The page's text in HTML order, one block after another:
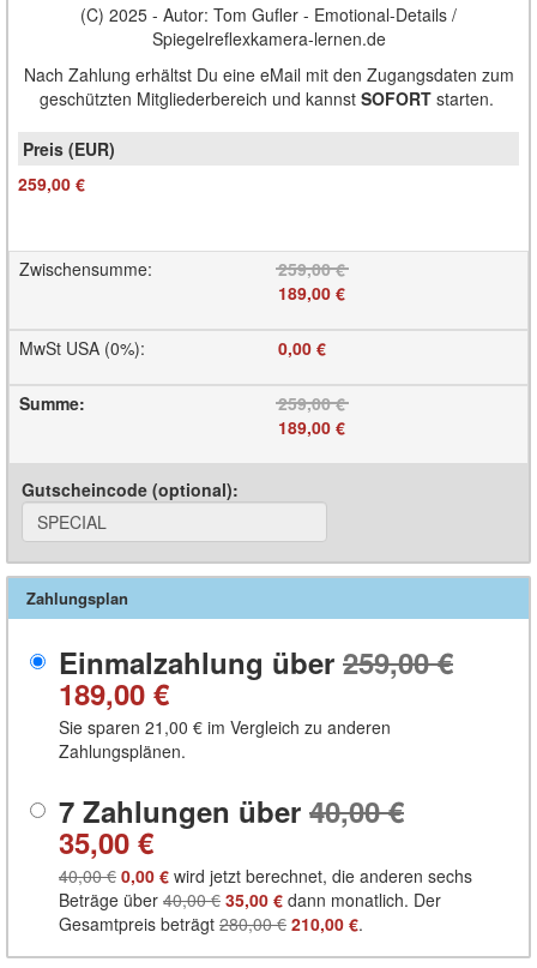
(C) 2025 - Autor: Tom Gufler - Emotional-Details /
Spiegelreflexkamera-lernen.de
Nach Zahlung erhältst Du eine eMail mit den Zugangsdaten zum
geschützten Mitgliederbereich und kannst SOFORTstarten.
259,00 €
Zwischensumme:
259,00 €
189,00 €
MwSt USA (0%): 0,00 €
Summe:
259,00 €
189,00 €
Gutscheincode (optional):
Zahlungsplan
Einmalzahlung über 259,00 €
189,00 €
Sie sparen 21,00 € im Vergleich zu anderen
Zahlungsplänen.
7 Zahlungen über 40,00 €
35,00 €
40,00 € 0,00 € wird jetzt berechnet, die anderen sechs
Beträge über 40,00 € 35,00 € dann monatlich. Der
Gesamtpreis beträgt 280,00 € 210,00 €.